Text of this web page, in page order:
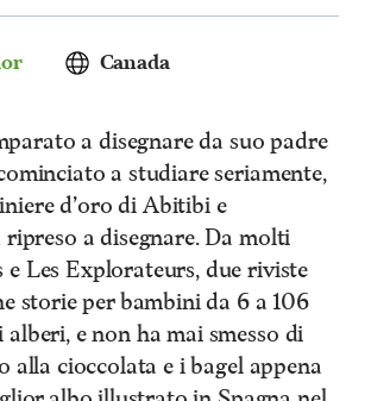
Canada
a disegnare da suo padre
a studiare seriamente,
d’oro di Abitibi e
a disegnare. Da molti
Les Explorateurs, due riviste
storie per bambini da 6 a 106
e non ha mai smesso di
alla cioccolata e i bagel appena